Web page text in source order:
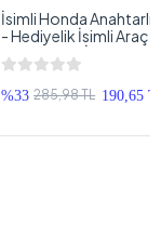
İsimli Honda
- Hediyelik İsimli Araç
Anahtarlık - İsimli
Anahtarlığı
%33 285,98 TL 190,65